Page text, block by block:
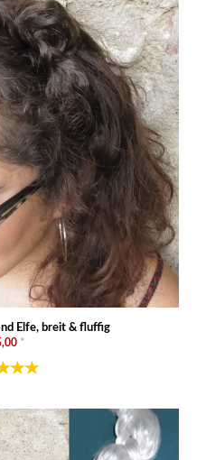
Elfe, breit & fluffig
*